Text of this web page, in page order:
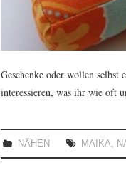
Geschenke oder wollen
interessieren, was ihr wie oft
NÄHEN MAIKA,